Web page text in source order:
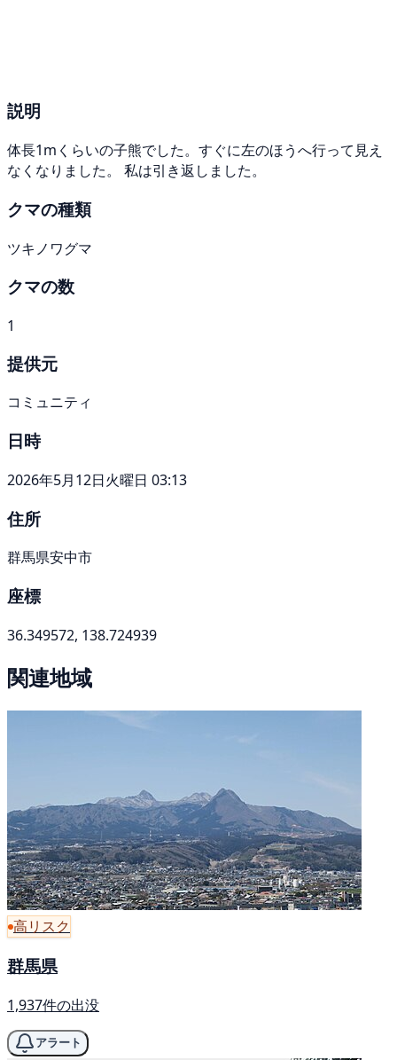
説明
体長1mくらいの子熊でした。すぐに左のほうへ行って見え
なくなりました。 私は引き返しました。
クマの種類
ツキノワグマ
クマの数
1
提供元
コミュニティ
日時
2026年5月12日火曜日 03:13
住所
群馬県安中市
座標
36.349572, 138.724939
関連地域
高リスク
群馬県
1,937件の出没
アラート